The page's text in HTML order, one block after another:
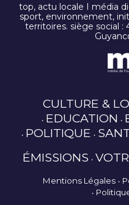
top, actu locale I média
sport, environnement,
territoires. siège social :
CULTURE &
EDUCATION
POLITIQUE
ÉMISSIONS
Mentions Légales